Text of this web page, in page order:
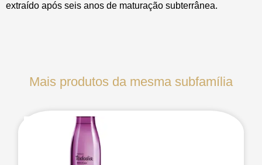
extraído após seis anos de maturação subterrânea.
Mais produtos da mesma subfamília